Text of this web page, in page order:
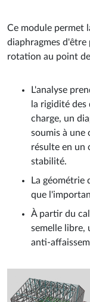
Ce module permet
diaphragmes
rotation au point
L'analyse
la rigidité des
charge, un
soumis à une
résulte en un
stabilité.
La géométrie
que
À partir du
semelle libre,
anti-